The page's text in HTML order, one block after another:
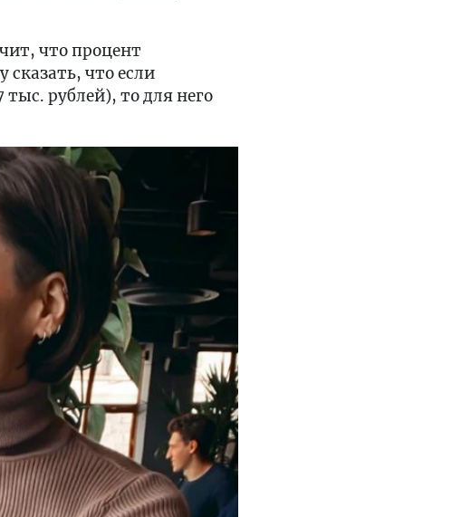
что процент
сказать, что если
рублей), то для него